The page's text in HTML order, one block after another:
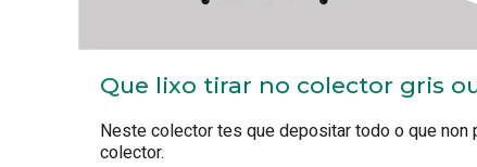
Que lixo tirar no colector gris
Neste colector tes que depositar todo o que non
colector.